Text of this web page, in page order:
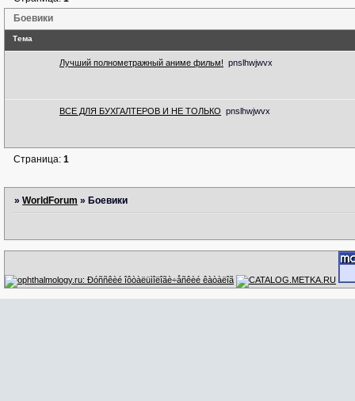
Боевики
Тема
Лучший полнометражный аниме фильм! pnslhwjwvx
ВСЕ ДЛЯ БУХГАЛТЕРОВ И НЕ ТОЛЬКО pnslhwjwvx
Страница:1
»WorldForum » Боевики